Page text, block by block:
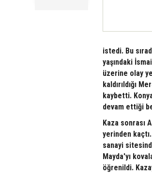
istedi. Bu
yaşındaki
üzerine olay
kaldırıldığı
kaybetti.
devam ettiği
Kaza sonrası
yerinden
sanayi
Mayda'yı
öğrenildi.